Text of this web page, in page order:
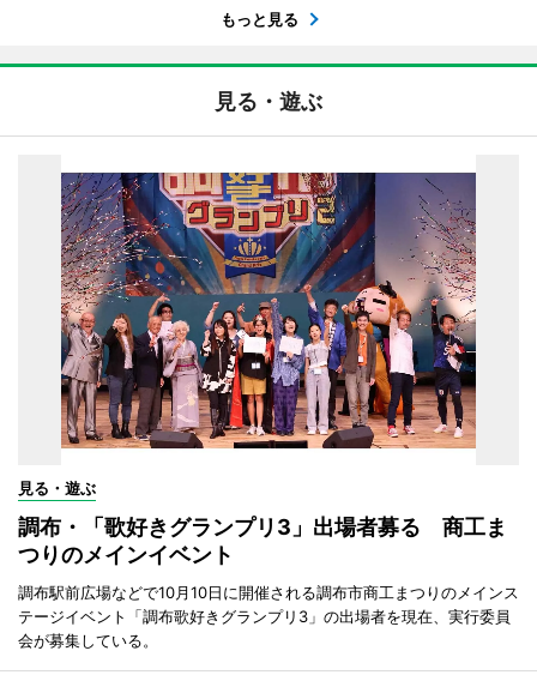
もっと見る
見る・遊ぶ
見る・遊ぶ
調布・「歌好きグランプリ3」出場者募る 商工ま
つりのメインイベント
調布駅前広場などで10月10日に開催される調布市商工まつりのメインス
テージイベント「調布歌好きグランプリ3」の出場者を現在、実行委員
会が募集している。